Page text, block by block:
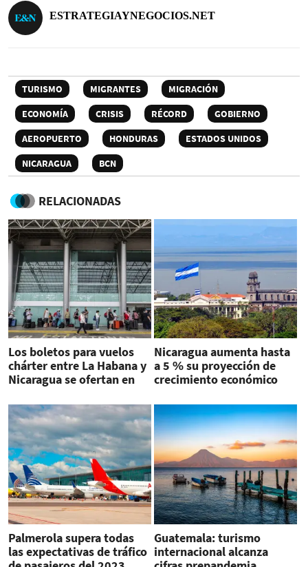
ESTRATEGIAYNEGOCIOS.NET
TURISMO MIGRANTES
MIGRACIÓN
ECONOMÍA
CRISIS RÉCORD
GOBIERNO
AEROPUERTO
HONDURAS
ESTADOS UNIDOS
NICARAGUA
BCN
RELACIONADAS
Los boletos para vuelos
chárter entre La Habana y
Nicaragua se ofertan en
Nicaragua aumenta hasta
a 5 % su proyección de
crecimiento económico
Palmerola supera todas
las expectativas de tráfico
Guatemala: turismo
internacional alcanza